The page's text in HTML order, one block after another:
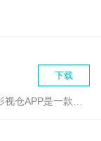
下载